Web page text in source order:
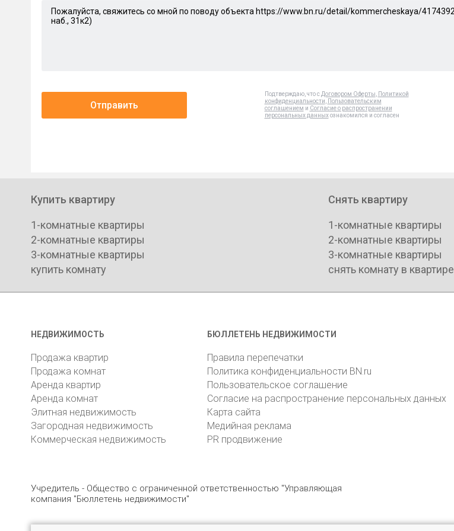
Отправить
Подтверждаю, что с Договором Оферты
Политикой
конфиденциальности
Пользовательским
соглашением и Согласие о распространении
персональных данныхознакомился и согласен
Купить квартиру
1-комнатные квартиры
2-комнатные квартиры
3-комнатные квартиры
купить комнату
Снять квартиру
1-комнатные квартиры
2-комнатные квартиры
3-комнатные квартиры
снять комнату в квартире
НЕДВИЖИМОСТЬ
Продажа квартир
Продажа комнат
Аренда квартир
Аренда комнат
Элитная недвижимость
Загородная недвижимость
Коммерческая недвижимость
БЮЛЛЕТЕНЬ НЕДВИЖИМОСТИ
Правила перепечатки
Политика конфиденциальности BN.ru
Пользовательское соглашение
Согласие на распространение персональных данных
Карта сайта
Медийная реклама
PR продвижение
Учредитель - Общество с ограниченной ответственностью "Управляющая
компания "Бюллетень недвижимости"